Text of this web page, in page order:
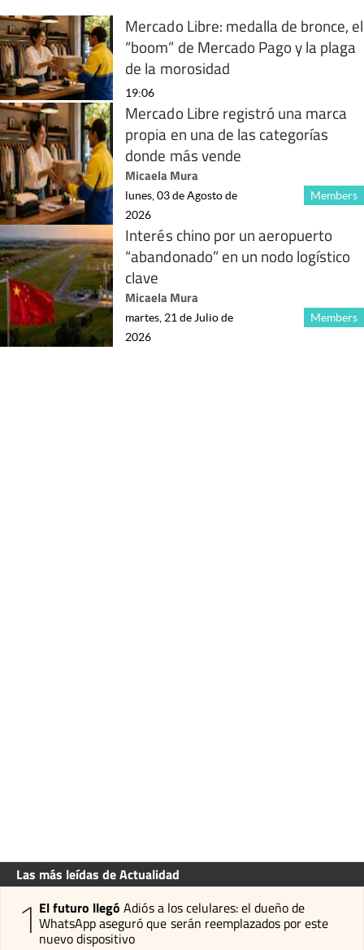
Mercado Libre: medalla de bronce, el
“boom” de Mercado Pago y la plaga
de la morosidad
19:06
Mercado Libre registró una marca
propia en una de las categorías
donde más vende
Micaela Mura
Members
lunes, 03 de Agosto de
2026
Interés chino por un aeropuerto
“abandonado” en un nodo logístico
clave
Micaela Mura
Members
martes, 21 de Julio de
2026
Las más leídas de Actualidad
1 El futuro llegó Adiós a los celulares: el dueño de
WhatsApp aseguró que serán reemplazados por este
nuevo dispositivo